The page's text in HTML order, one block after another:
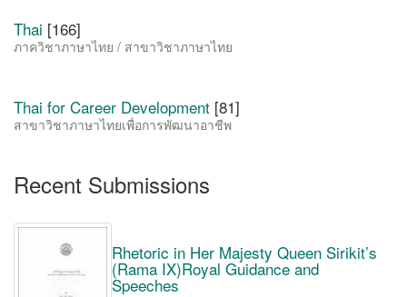
Thai [166]
ภาควิชาภาษาไทย / สาขาวิชาภาษาไทย
Thai for Career Development [81]
สาขาวิชาภาษาไทยเพื่อการพัฒนาอาชีพ
Recent Submissions
Rhetoric in Her Majesty Queen Sirikit’s
(Rama IX)Royal Guidance and
Speeches